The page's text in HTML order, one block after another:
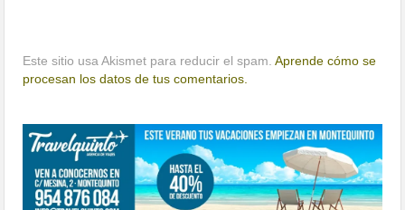
Este sitio usa Akismet para reducir el spam.Aprende cómo se
procesan los datos de tus comentarios.